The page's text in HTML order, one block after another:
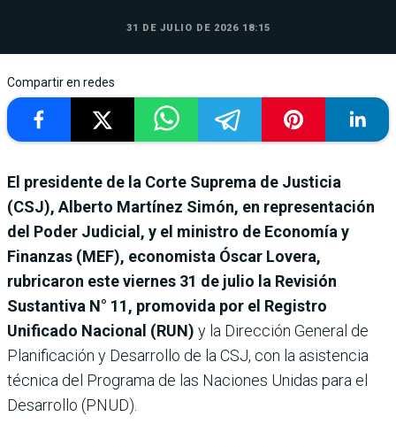
31 DE JULIO DE 2026 18:15
Compartir en redes
El presidente de la Corte Suprema de Justicia
(CSJ), Alberto Martínez Simón, en representación
del Poder Judicial, y el ministro de Economía y
Finanzas (MEF), economista Óscar Lovera,
rubricaron este viernes 31 de julio la Revisión
Sustantiva N° 11, promovida por el Registro
Unificado Nacional (RUN) y la Dirección General de
Planificación y Desarrollo de la CSJ, con la asistencia
técnica del Programa de las Naciones Unidas para el
Desarrollo (PNUD).